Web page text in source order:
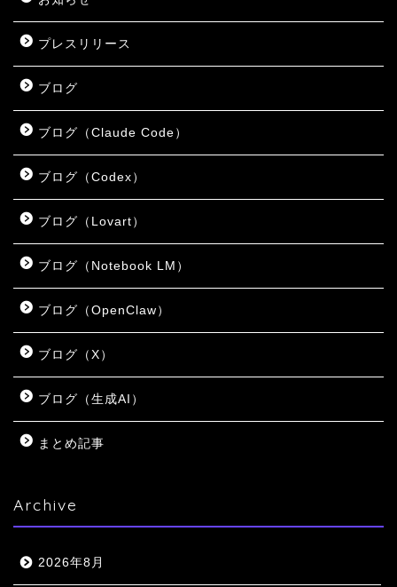
プレスリリース
ブログ
ブログ（Claude Code）
ブログ（Codex）
ブログ（Lovart）
ブログ（Notebook LM）
ブログ（OpenClaw）
ブログ（X）
ブログ（生成AI）
まとめ記事
Archive
2026年8月